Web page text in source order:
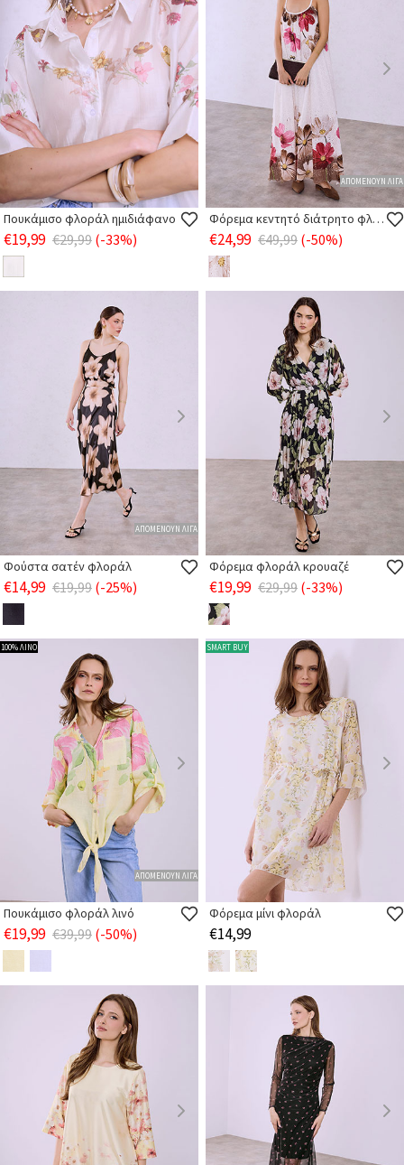
Πουκάμισο φλοράλ ημιδιάφανο
€19,99 €29,99 (-33%)
ΑΠΟΜΕΝΟΥΝ ΛΙΓΑ
Φόρεμα κεντητό διάτρητο φλοράλ
€24,99 €49,99 (-50%)
ΑΠΟΜΕΝΟΥΝ ΛΙΓΑ
Φούστα σατέν φλοράλ
€14,99 €19,99 (-25%)
Φόρεμα φλοράλ κρουαζέ
€19,99 €29,99 (-33%)
100% ΛΙΝΟ
ΑΠΟΜΕΝΟΥΝ ΛΙΓΑ
Πουκάμισο φλοράλ λινό
€19,99 €39,99 (-50%)
SMART BUY
Φόρεμα μίνι φλοράλ
€14,99